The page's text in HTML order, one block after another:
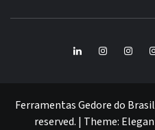
LinkedInInstagram
Ferramentas Gedore do
reserved. | Theme: